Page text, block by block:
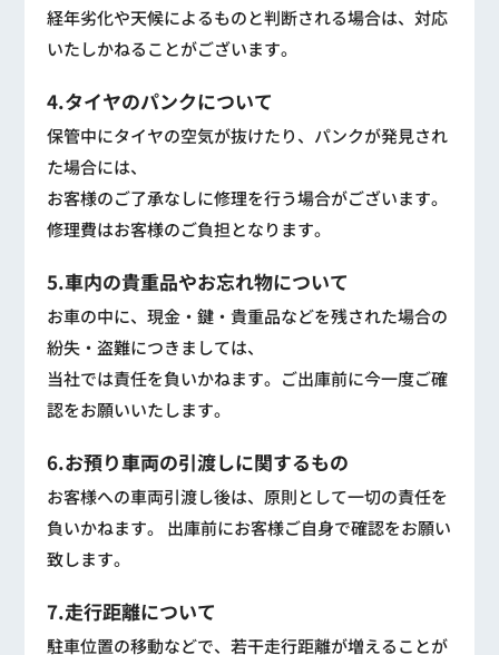
経年劣化や天候によるものと判断される場合は、対応
いたしかねることがございます。
4.タイヤのパンクについて
保管中にタイヤの空気が抜けたり、パンクが発見され
た場合には、
お客様のご了承なしに修理を行う場合がございます。
修理費はお客様のご負担となります。
5.車内の貴重品やお忘れ物について
お車の中に、現金・鍵・貴重品などを残された場合の
紛失・盗難につきましては、
当社では責任を負いかねます。ご出庫前に今一度ご確
認をお願いいたします。
6.お預り車両の引渡しに関するもの
お客様への車両引渡し後は、原則として一切の責任を
負いかねます。 出庫前にお客様ご自身で確認をお願い
致します。
7.走行距離について
駐車位置の移動などで、若干走行距離が増えることが